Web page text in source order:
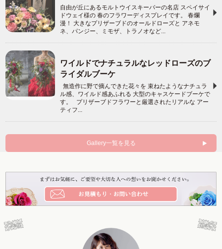
自由が丘にあるモルトウイスキーバーの名店 スペイサイ
ドウェイ様の 春のフラワーディスプレイです。 春爛
漫！ 大きなプリザーブドのオールドローズと アネモ
ネ、パンジー、ミモザ、トラノオなど...
ワイルドでナチュラルなレッドローズのブ
ライダルブーケ
無造作に野で摘んできた花々を 束ねたようなナチュラ
ル感、ワイルド感あふれる 大型のキャスケードブーケで
す。 プリザーブドフラワーと厳選されたリアルな アー
ティフ...
Gallery一覧を見る